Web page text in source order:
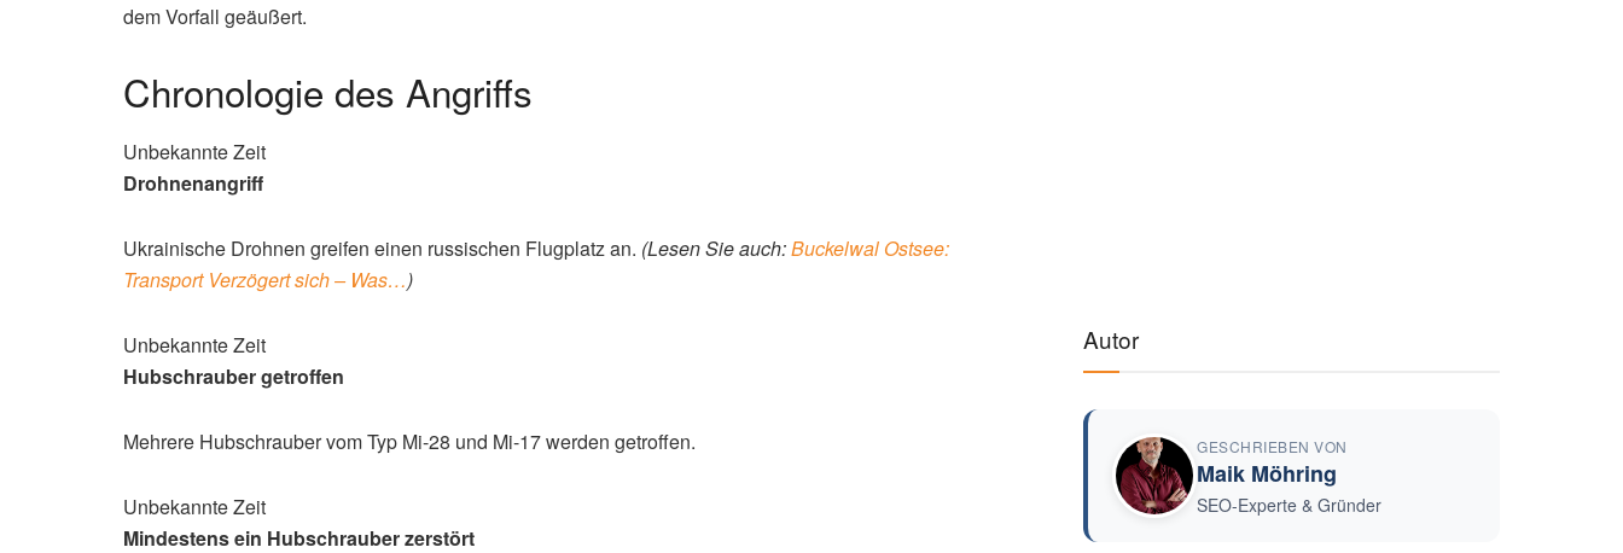
dem Vorfall geäußert.
Chronologie des Angriffs
Unbekannte Zeit
Drohnenangriff
Ukrainische Drohnen greifen einen russischen Flugplatz an. (Lesen Sie auch:Buckelwal Ostsee:
Transport Verzögert sich – Was…)
Unbekannte Zeit
Hubschrauber getroffen
Mehrere Hubschrauber vom Typ Mi-28 und Mi-17 werden getroffen.
Unbekannte Zeit
Mindestens ein Hubschrauber zerstört
Autor
GESCHRIEBEN VON
Maik Möhring
SEO-Experte & Gründer